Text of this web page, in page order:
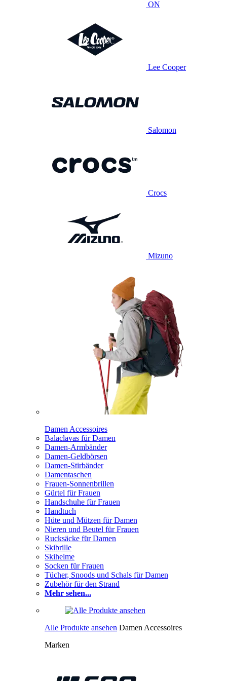
ON
Lee Cooper
Salomon
Crocs
Mizuno
Damen Accessoires
Balaclavas für Damen
Damen-Armbänder
Damen-Geldbörsen
Damen-Stirbänder
Damentaschen
Frauen-Sonnenbrillen
Gürtel für Frauen
Handschuhe für Frauen
Handtuch
Hüte und Mützen für Damen
Nieren und Beutel für Frauen
Rucksäcke für Damen
Skibrille
Skihelme
Socken für Frauen
Tücher, Snoods und Schals für Damen
Zubehör für den Strand
Mehr sehen...
Alle Produkte ansehen Damen Accessoires
Marken